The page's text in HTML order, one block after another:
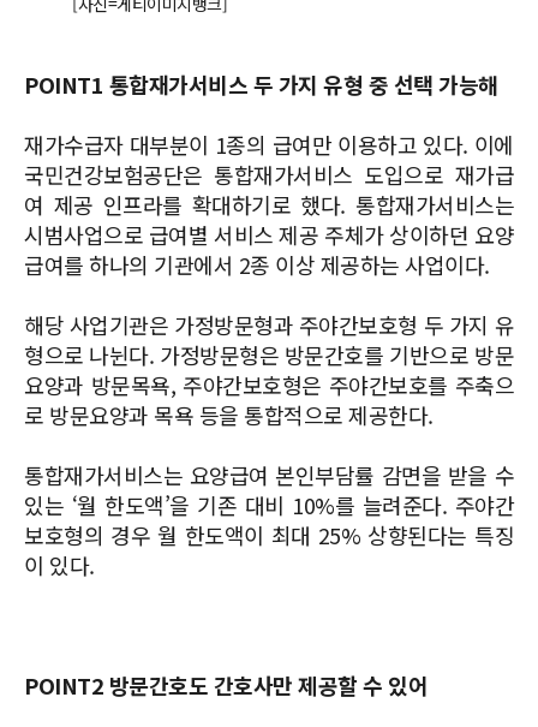
POINT1 통합재가서비스 두 가지 유형 중 선택 가능해
재가수급자 대부분이 1종의 급여만 이용하고 있다. 이에
국민건강보험공단은 통합재가서비스 도입으로 재가급
여 제공 인프라를 확대하기로 했다. 통합재가서비스는
시범사업으로 급여별 서비스 제공 주체가 상이하던 요양
급여를 하나의 기관에서 2종 이상 제공하는 사업이다.
해당 사업기관은 가정방문형과 주야간보호형 두 가지 유
형으로 나뉜다. 가정방문형은 방문간호를 기반으로 방문
요양과 방문목욕, 주야간보호형은 주야간보호를 주축으
로 방문요양과 목욕 등을 통합적으로 제공한다.
통합재가서비스는 요양급여 본인부담률 감면을 받을 수
있는 ‘월 한도액’을 기존 대비 10%를 늘려준다. 주야간
보호형의 경우 월 한도액이 최대 25% 상향된다는 특징
이 있다.
POINT2 방문간호도 간호사만 제공할 수 있어